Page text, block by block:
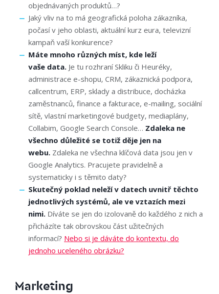
objednávaných produktů…?
Jaký vliv na to má geografická poloha zákazníka,
počasí v jeho oblasti, aktuální kurz eura, televizní
kampaň vaší konkurence?
Máte mnoho různých míst, kde leží
vaše data. Je tu rozhraní Skliku či Heuréky,
administrace e-shopu, CRM, zákaznická podpora,
callcentrum, ERP, sklady a distribuce, docházka
zaměstnanců, finance a fakturace, e-mailing, sociální
sítě, vlastní marketingové budgety, mediaplány,
Collabim, Google Search Console… Zdaleka ne
všechno důležité se totiž děje jen na
webu. Zdaleka ne všechna klíčová data jsou jen v
Google Analytics. Pracujete pravidelně a
systematicky i s těmito daty?
Skutečný poklad neleží v datech uvnitř těchto
jednotlivých systémů, ale ve vztazích mezi
nimi. Díváte se jen do izolovaně do každého z nich a
přicházíte tak obrovskou část užitečných
informací? Nebo si je dáváte do kontextu, do
jednoho uceleného obrázku?
Marketing